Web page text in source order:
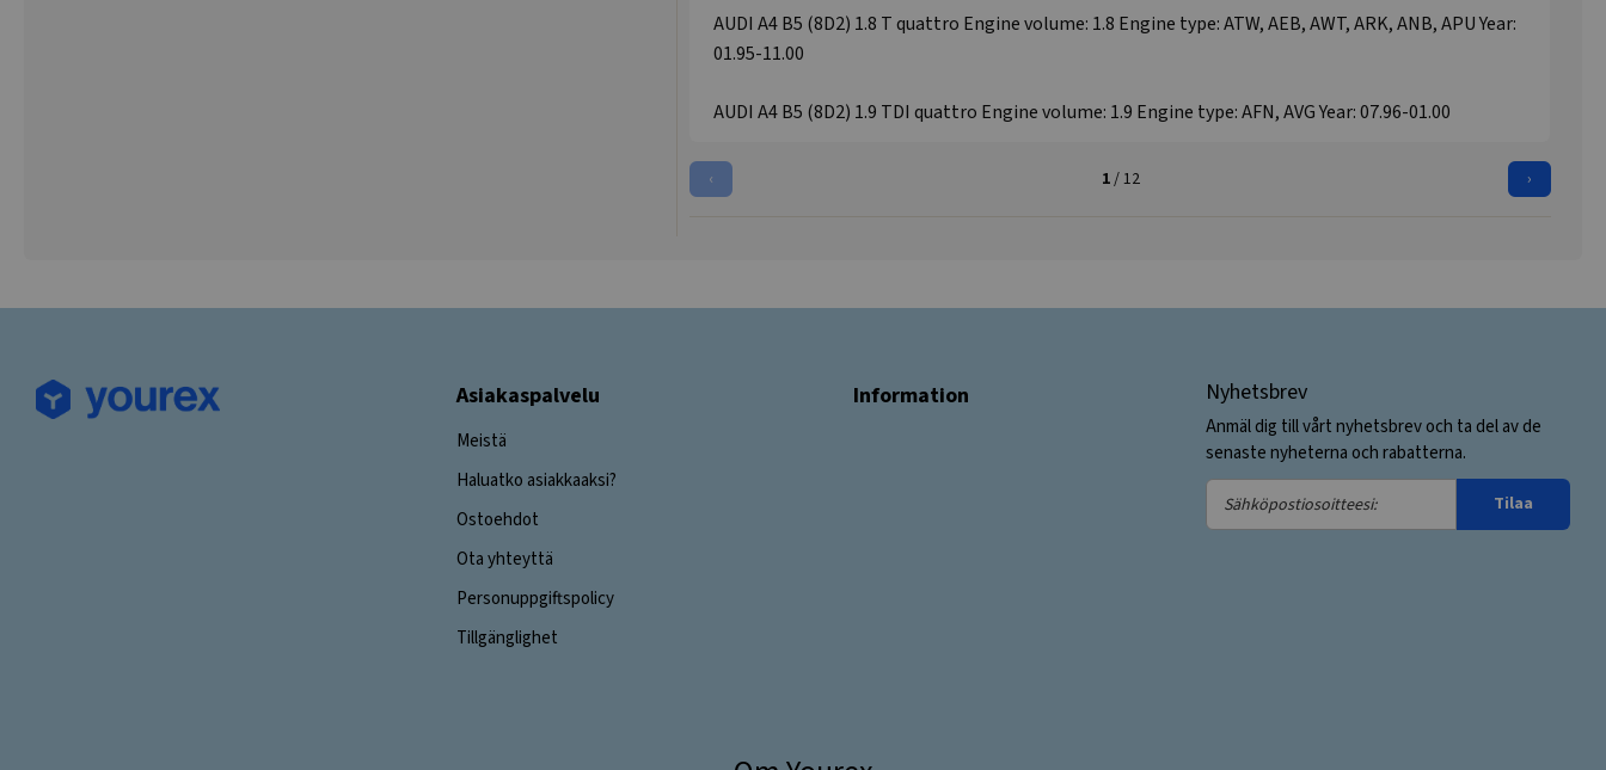
AUDI A4 B5 (8D2) 1.8 T quattro Engine volume: 1.8 Engine type: ATW, AEB, AWT, ARK, ANB, APU Year:
01.95-11.00
AUDI A4 B5 (8D2) 1.9 TDI quattro Engine volume: 1.9 Engine type: AFN, AVG Year: 07.96-01.00
‹ 1/ 12 ›
Asiakaspalvelu
Meistä
Haluatko asiakkaaksi?
Ostoehdot
Ota yhteyttä
Personuppgiftspolicy
Tillgänglighet
Information Nyhetsbrev
Anmäl dig till vårt nyhetsbrev och ta del av de
senaste nyheterna och rabatterna.
Sähköpostiosoitteesi:
Tilaa